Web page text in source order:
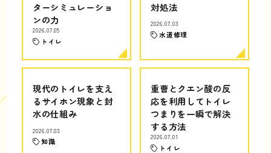
ターシミュレーショ
ンの力
2026.07.05
トイレ
対処法
2026.07.03
水道修理
現代のトイレを支え
るサイホン現象と封
水の仕組み
2026.07.03
知識
重曹とクエン酸の反
応を利用してトイレ
つまりを一瞬で解決
する方法
2026.07.01
トイレ